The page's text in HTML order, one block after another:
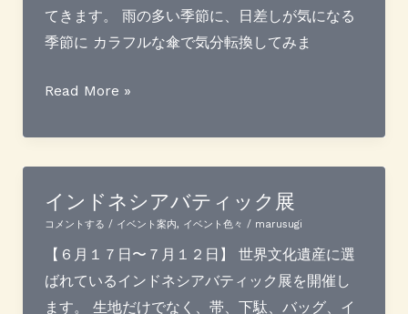
無
事
功
てきます。 雨の多い季節に、日差しが気になる
季節に カラフルな傘で気分転換してみま
傘
甲
州
ほ
ぐ
し
織〜
開
Read More »
インドネシアバティック展
コメントする / イベント案内, イベント色々 / marusugi
【６月１７日〜７月１２日】 世界文化遺産に選
ばれているインドネシアバティック展を開催し
ます。 生地だけでなく、帯、下駄、バッグ、イ